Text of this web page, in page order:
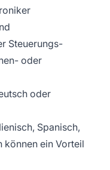
Steuerungs-
oder
oder
Spanisch,
können ein Vorteil